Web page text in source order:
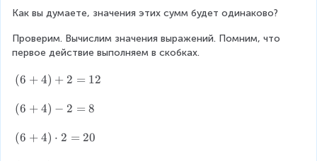
o
2
)
2
4
Как вы думаете, значения этих сумм будет одинаково?
Проверим. Вычислим значения выражений. Помним, что
первое действие выполняем в скобках.
(
+
)
(6 + 4) + 2 = 12
(
+
(6 + 4) − 2 = 8
(
(6 + 4) ⋅ 2 = 20